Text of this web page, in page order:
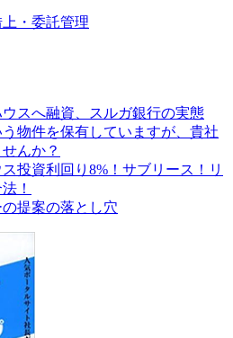
・委託管理
スへ融資、スルガ銀行の実態
物件を保有していますが、貴社
んか？
投資利回り8%！サブリース！リ
！
提案の落とし穴